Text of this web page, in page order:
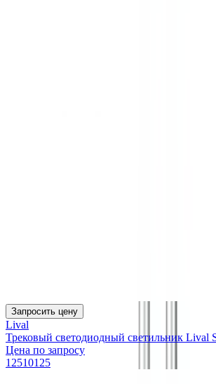
Запросить цену
Lival
Трековый светодиодный светильник Lival
Цена по запросу
12510125